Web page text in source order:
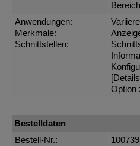
Anwendungen:
Merkmale:
Schnittstellen:
Option
Bestelldaten
Bestell-Nr.:
100739